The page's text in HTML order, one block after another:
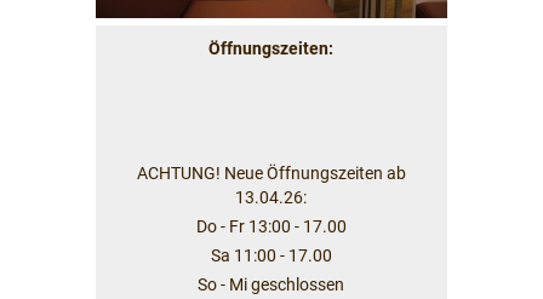
Öffnungszeiten:
ACHTUNG! Neue Öffnungszeiten ab
13.04.26:
Do - Fr 13:00 - 17.00
Sa 11:00 - 17.00
So - Mi geschlossen